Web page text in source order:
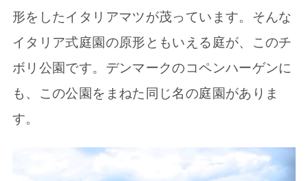
形をしたイタリアマツが茂っています。そんな
イタリア式庭園の原形ともいえる庭が、このチ
ボリ公園です。デンマークのコペンハーゲンに
も、この公園をまねた同じ名の庭園がありま
す。